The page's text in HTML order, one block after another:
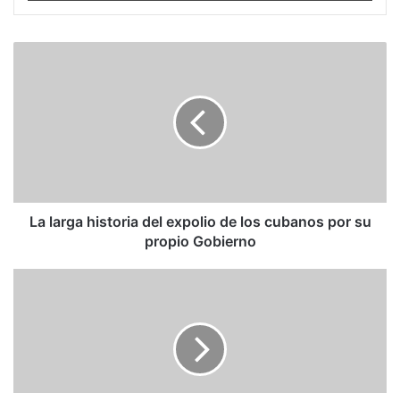
por
La larga historia del expolio de los cubanos por su
propio Gobierno